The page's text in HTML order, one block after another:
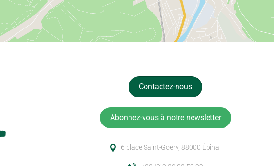
Contactez-nous
Abonnez-vous à notre newsletter
6 place Saint-Goëry, 88000 Épinal